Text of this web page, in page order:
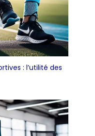
: l’utilité des